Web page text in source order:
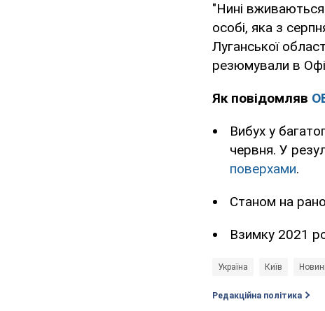
"Нині
особі, яка з
Луганської
резюмували в
Як повідомляв
Вибух у
червня. У
поверхами.
Станом на
Взимку 2021
Україна Київ
Редакційна політика